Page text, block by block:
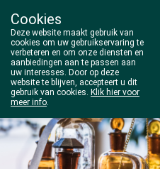
014/810298
Cookies
Deze website maakt gebruik van
cookies om uw gebruikservaring te
verbeteren en om onze diensten en
aanbiedingen aan te passen aan
uw interesses. Door op deze
website te blijven, accepteert u dit
gebruik van cookies. Klik hier voor
meer info.